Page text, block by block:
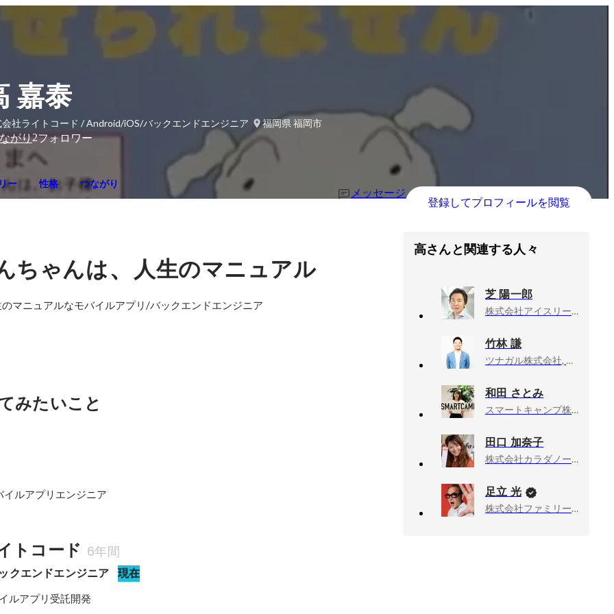
嘉泰
社ライトコード / Android/iOS/バックエンドエンジニア
福岡県 福岡市
がり2フォロワー
ー 性格 つながり
メッセージ
登録してプロフィールを閲覧
ちゃんは、人生のマニュアル
マニュアルなモバイルアプリ/バックエンドエンジニア
みたいこと
ルアプリエンジニア
トコード 6年間
エンドエンジニア 現在
ルアプリ受託開発
高さんと関連する人々
芝 陽一郎
株式会社アイスリーデザイン, Founder, CEO
竹林 謙
ツナガル株式会社, 福岡支社長／エグゼクティブプロデューサー
和田 さとみ
スマートキャンプ株式会社, 人事部 人事戦略室 / BALESカンパニー経営企画Div.人事グループマネージャー
田口 加奈子
株式会社カラダノート, コーポレート本部
足立 光
株式会社ファミリーマート, チーフ・マーケティング・オフィサー（CMO）